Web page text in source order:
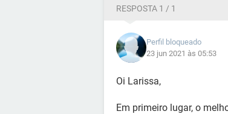
RESPOSTA 1 / 1
Perfil bloqueado
23 jun 2021 às 05:53
Oi Larissa,
Em primeiro lugar, o